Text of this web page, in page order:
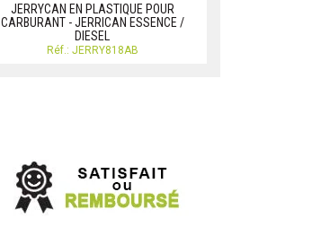
JERRYCAN EN PLASTIQUE POUR
CARBURANT - JERRICAN ESSENCE /
DIESEL
Réf.: JERRY818AB